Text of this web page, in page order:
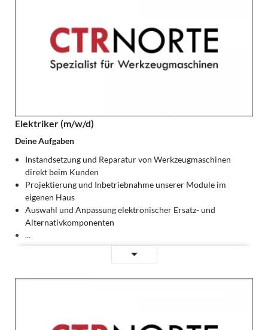
Elektriker (m/w/d)
Deine Aufgaben
Instandsetzung und Reparatur von Werkzeugmaschinen
direkt beim Kunden
Projektierung und Inbetriebnahme unserer Module im
eigenen Haus
Auswahl und Anpassung elektronischer Ersatz- und
Alternativkomponenten
...